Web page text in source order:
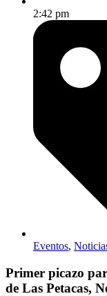
2:42 pm
Eventos,
Primer picazo
de Las Petacas,